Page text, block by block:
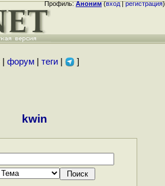
Профиль:Аноним(вход|регистрация)
форум| теги| ]
kwin